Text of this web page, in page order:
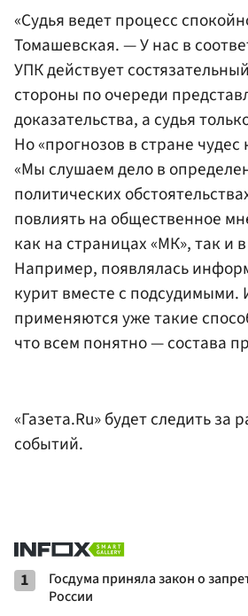
«Судья ведет процесс
Томашевская. — У нас в
УПК действует
стороны по очереди
доказательства, а судья
Но «прогнозов в стране чудес
«Мы слушаем дело в
политических
повлиять на общественное
как на страницах «МК», так и
Например, появлялась
курит вместе с подсудимыми.
применяются уже такие
что всем понятно — состава
«Газета.Ru» будет следить за
событий.
1
Госдума приняла закон о
России